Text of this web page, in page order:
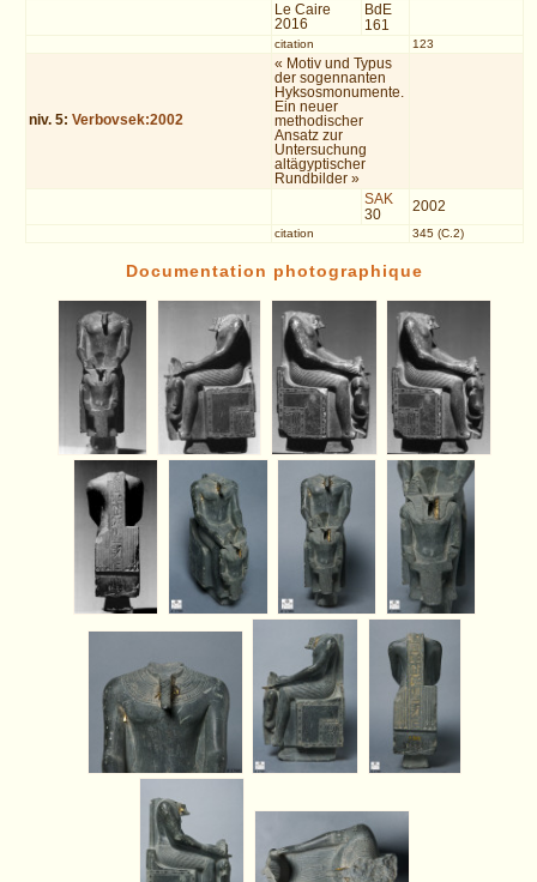
Le Caire
2016
BdE
161
citation 123
niv. 5:Verbovsek:2002
« Motiv und Typus
der sogennanten
Hyksosmonumente.
Ein neuer
methodischer
Ansatz zur
Untersuchung
altägyptischer
Rundbilder »
SAK
30
2002
citation 345 (C.2)
Documentation photographique